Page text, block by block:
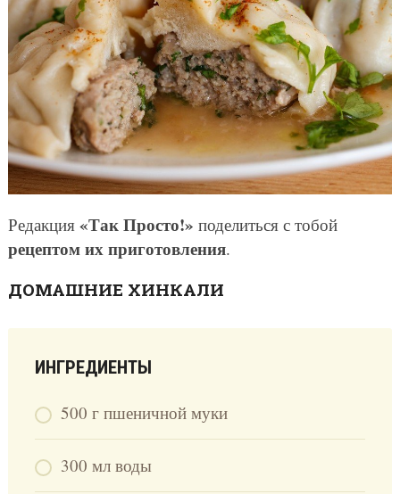
Редакция «Так Просто!» поделиться с тобой
рецептом их приготовления.
ДОМАШНИЕ ХИНКАЛИ
ИНГРЕДИЕНТЫ
500 г пшеничной муки
300 мл воды